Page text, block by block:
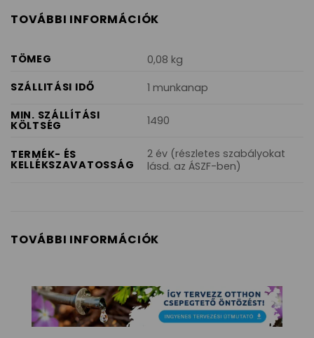
TOVÁBBI INFORMÁCIÓK
TÖMEG
0,08 kg
SZÁLLITÁSI IDŐ
1 munkanap
MIN. SZÁLLÍTÁSI
KÖLTSÉG 1490
TERMÉK- ÉS
KELLÉKSZAVATOSSÁG
2 év (részletes szabályokat
lásd. az ÁSZF-ben)
TOVÁBBI INFORMÁCIÓK